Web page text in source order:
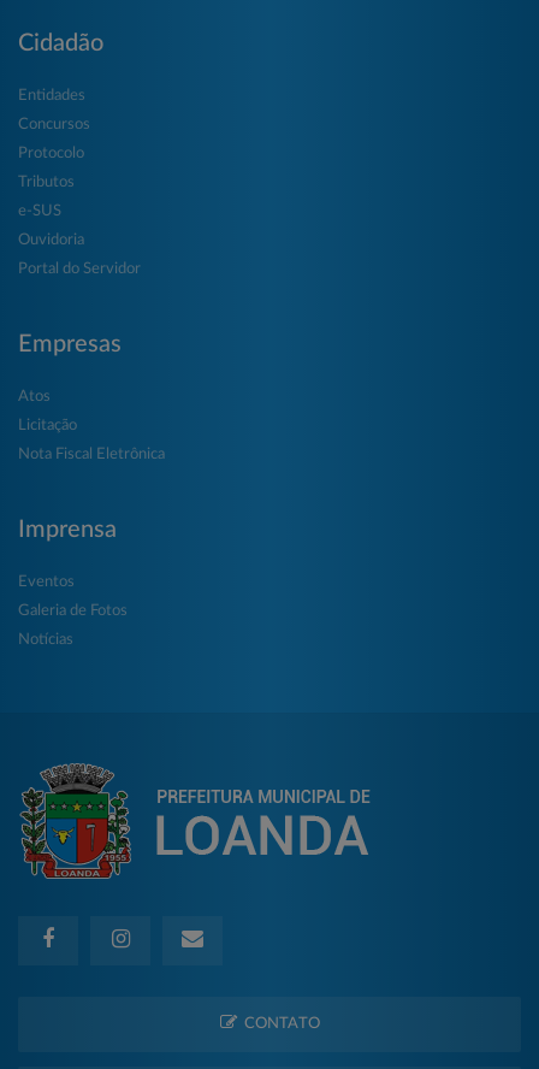
Cidadão
Entidades
Concursos
Protocolo
Tributos
e-SUS
Ouvidoria
Portal do Servidor
Empresas
Atos
Licitação
Nota Fiscal Eletrônica
Imprensa
Eventos
Galeria de Fotos
Notícias
CONTATO